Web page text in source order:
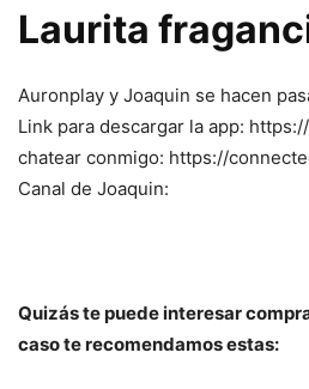
Laurita
Auronplay y Joaquin se hacen
Link para descargar la app:
chatear conmigo: https://
Canal de Joaquin:
Quizás te puede interesar
caso te recomendamos estas: